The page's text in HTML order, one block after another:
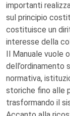
importanti
sul principio
costituisce un
interesse della
Il Manuale vuole
dell’ordinamento
normativa,
storiche fino alle
trasformando il